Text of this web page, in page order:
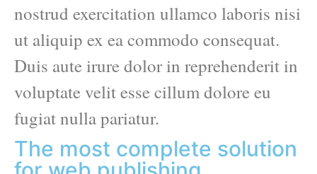
nostrud exercitation ullamco laboris nisi
ut aliquip ex ea commodo consequat.
Duis aute irure dolor in reprehenderit in
voluptate velit esse cillum dolore eu
fugiat nulla pariatur.
The most complete solution